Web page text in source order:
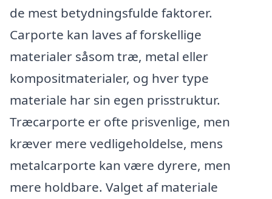
de mest betydningsfulde faktorer.
Carporte kan laves af forskellige
materialer såsom træ, metal eller
kompositmaterialer, og hver type
materiale har sin egen prisstruktur.
Træcarporte er ofte prisvenlige, men
kræver mere vedligeholdelse, mens
metalcarporte kan være dyrere, men
mere holdbare. Valget af materiale